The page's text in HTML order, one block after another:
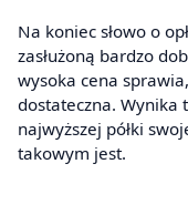
Na koniec słowo o
zasłużoną bardzo
wysoka cena
dostateczna. Wynika
najwyższej półki
takowym jest.